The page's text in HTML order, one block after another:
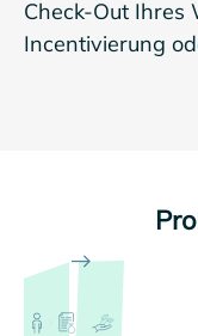
Check-Out Ihres
Incentivierung